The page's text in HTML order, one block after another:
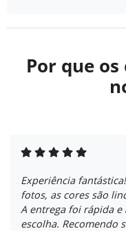
Por que
Experiência
fotos, as cores são
A entrega foi rápida
escolha. Recomendo